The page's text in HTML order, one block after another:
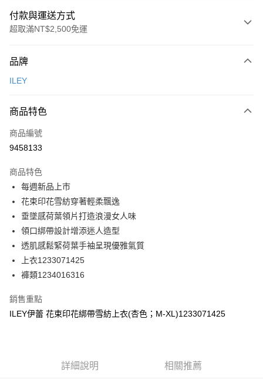
付款與運送方式
超取滿NT$2,500免運
信用卡一次付款
3 期 0 利率 每期
合作金庫商業銀行
上海商業儲蓄銀行
臺灣中小企業銀行
匯豐（台灣）商業銀行
聯邦商業銀行
元大商業銀行
玉山商業銀行
台灣樂天信用卡公司
超商取貨付款
LINE Pay
Apple Pay
街口支付
悠遊付
全盈+PAY
大哥付你分期
相關說明
1.本服務由台灣大哥大提供，台灣大哥大用戶可立即使用無須另外申請。
2.付款方式選擇「大哥付你分期」，訂單成立後會自動跳轉到大哥付的交易
消。如遇「轉專審核」未通過狀況，表示未達大哥付你分期系統評分，恕無
AFTEE先享後付
相關說明
２．便利：只要手機號碼，簡訊認證，即可結帳。
品牌
ILEY
商品特色
商品編號
9458133
商品特色
每週新品上市
花束印花雪紡穿著輕柔飄逸
垂墜感荷葉領片打造浪漫女人味
領口綁帶設計增添迷人造型
透肌感鬆緊荷葉手袖呈現優雅氣質
上衣1233071425
褲類1234016316
銷售重點
ILEY伊蕾 花束印花綁帶雪紡上衣(杏色；M-XL)1233071425
詳細說明 相關推薦